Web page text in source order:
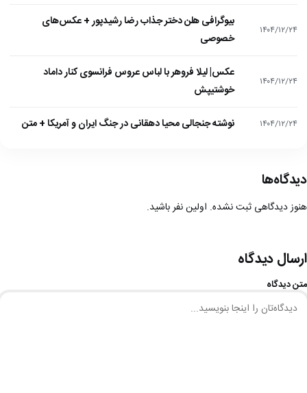
۱۴۰۴/۱۲/۲۴
بیوگرافی هلن دختر جذاب رضا رشیدپور + عکس‌های
خصوصی
۱۴۰۴/۱۲/۲۴
عکس| لیلا فروهر با لباس عروس فرانسوی کنار داماد
خوشتیپش
۱۴۰۴/۱۲/۲۴ نوشته جنجالی محیا دهقانی در جنگ ایران و آمریکا + متن
دیدگاه‌ها
هنوز دیدگاهی ثبت نشده. اولین نفر باشید.
ارسال دیدگاه
متن دیدگاه